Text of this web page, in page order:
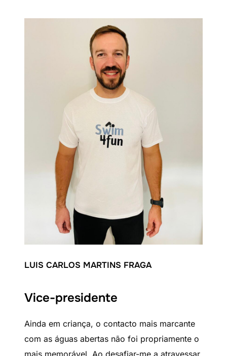
LUIS CARLOS MARTINS FRAGA
Vice-presidente
Ainda em criança, o contacto mais marcante
com as águas abertas não foi propriamente o
mais memorável. Ao desafiar-me a atravessar